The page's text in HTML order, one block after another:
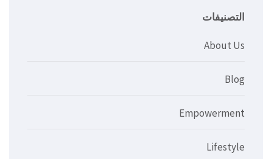
التصنيفات
About Us
Blog
Empowerment
Lifestyle